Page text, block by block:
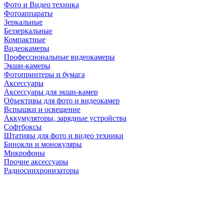
Фото и Видео техника
Фотоаппараты
Зеркальные
Беззеркальные
Компактные
Видеокамеры
Профессиональные видеокамеры
Экшн-камеры
Фотопринтеры и бумага
Аксессуары
Аксессуары для экшн-камер
Объективы для фото и видеокамер
Вспышки и освещение
Аккумуляторы, зарядные устройства
Софтбоксы
Штативы для фото и видео техники
Бинокли и монокуляры
Микрофоны
Прочие аксессуары
Радиосинхронизаторы